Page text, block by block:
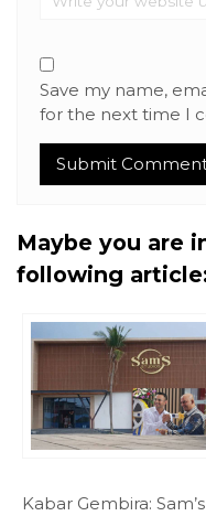
Save my name,
for the next time I
Maybe you are
following
Kabar Gembira: